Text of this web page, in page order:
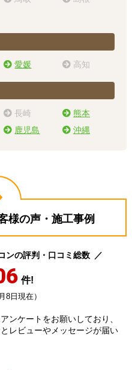
愛媛 高知
長崎
熊本
鹿児島 沖縄
様の声・施工事例
ンの評判・口コミ総数
件!
8日現在）
ンケートをお願いしており、
レビューやメッセージが届い